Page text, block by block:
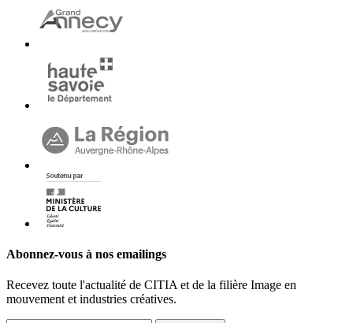
Abonnez-vous à nos emailings
Recevez toute l'actualité de CITIA et de la filière Image en
mouvement et industries créatives.